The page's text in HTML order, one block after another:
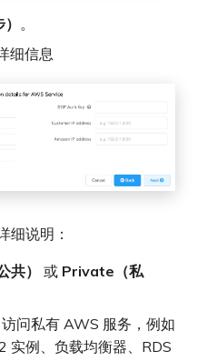
。
细信息
细说明：
共） 或 Private（私
问私有 AWS 服务，例如
实例、负载均衡器、RDS